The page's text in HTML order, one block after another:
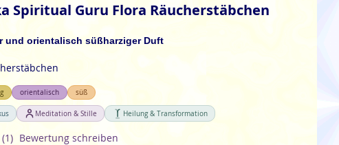
Spiritual Guru Flora Räucherstäbchen
und orientalisch süßharziger Duft
orientalisch süß
Meditation & Stille Heilung & Transformation
(1) Bewertung schreiben